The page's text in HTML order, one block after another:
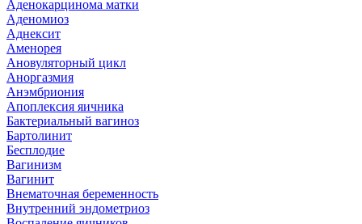
Аденокарцинома матки
Аденомиоз
Аднексит
Аменорея
Ановуляторный цикл
Аноргазмия
Анэмбриония
Апоплексия яичника
Бактериальный вагиноз
Бартолинит
Бесплодие
Вагинизм
Вагинит
Внематочная беременность
Внутренний эндометриоз